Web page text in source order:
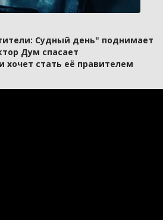
Судный день" поднимает
Дум спасает
хочет стать её правителем